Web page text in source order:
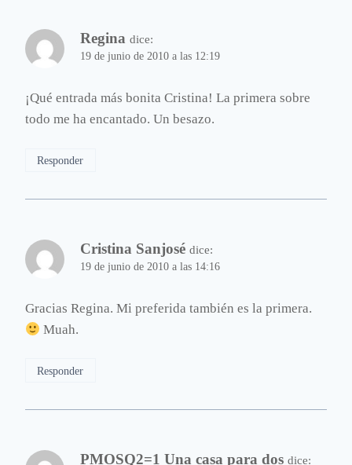
Regina dice:
19 de junio de 2010 a las 12:19
¡Qué entrada más bonita Cristina! La primera sobre
todo me ha encantado. Un besazo.
Responder
Cristina Sanjosé dice:
19 de junio de 2010 a las 14:16
Gracias Regina. Mi preferida también es la primera.
Muah.
Responder
PMOSQ2=1 Una casa para dos dice: